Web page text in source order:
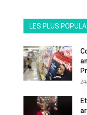
LES PLUS